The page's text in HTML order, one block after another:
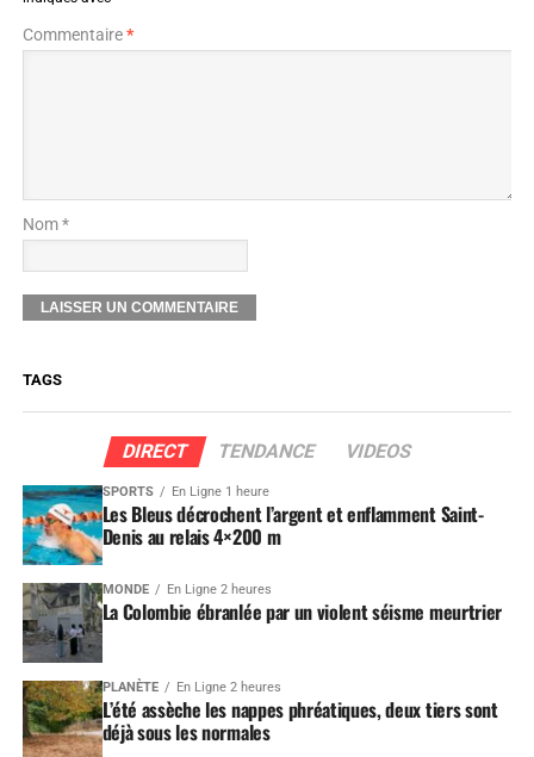
Commentaire*
Nom *
TAGS
DIRECT TENDANCE VIDEOS
SPORTS En Ligne 1 heure
Les Bleus décrochent l’argent et enflamment Saint-
Denis au relais 4×200 m
MONDE En Ligne 2 heures
La Colombie ébranlée par un violent séisme meurtrier
PLANÈTE En Ligne 2 heures
L’été assèche les nappes phréatiques, deux tiers sont
déjà sous les normales